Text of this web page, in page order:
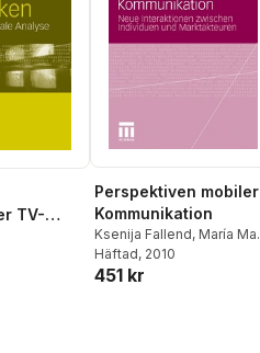
TV-
Perspektiven mobiler
Kommunikation
Ksenija Fallend, María Mar
Grandío ,Kati Förster
Johanna Grüblbauer
Häftad, 2010
451 kr